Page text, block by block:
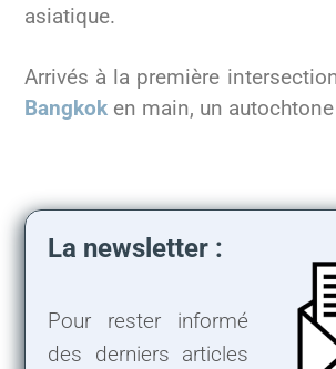
asiatique.
Arrivés à la première
Bangkok en main, un
La newsletter :
Pour rester informé
des derniers articles